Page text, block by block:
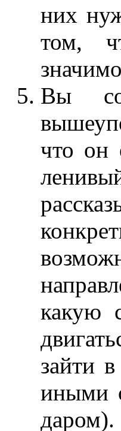
них
том,
Вы
что он
какую
зайти
иными